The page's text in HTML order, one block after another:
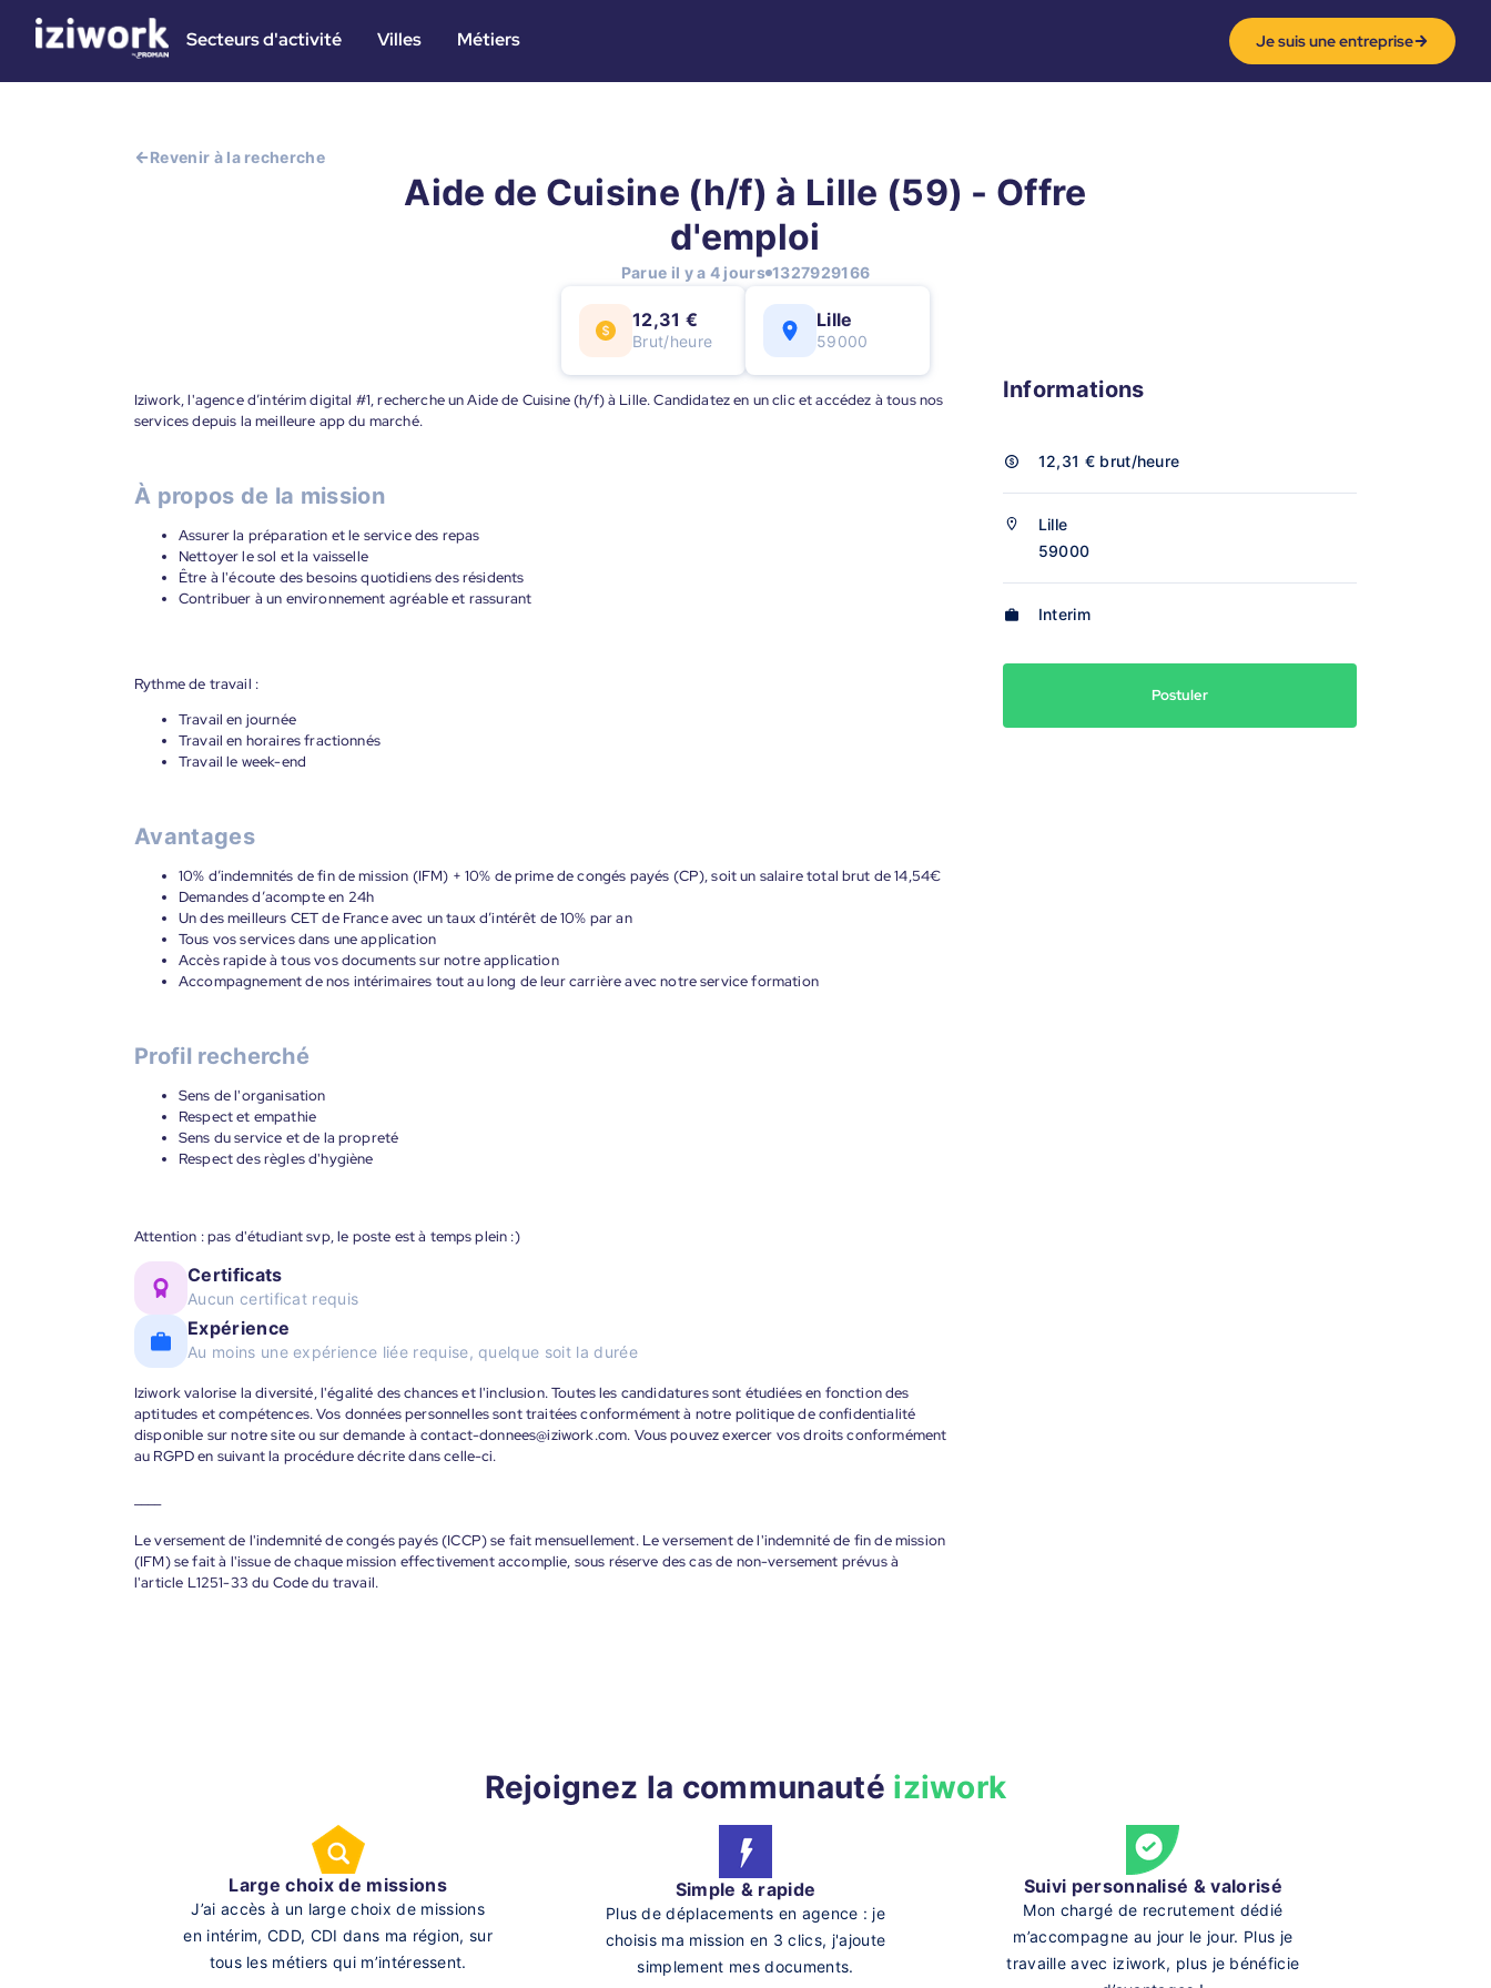
Secteurs d'activité Villes Métiers Je suis une entreprise
Revenir à la recherche
Aide de Cuisine (h/f) à Lille (59) - Offre
d'emploi
Parue il y a 4 jours 1327929166
12,31 €
Brut/heure
Lille
59000
Iziwork, l'agence d’intérim digital #1, recherche un Aide de Cuisine (h/f) à Lille. Candidatez en un clic et accédez à tous nos
services depuis la meilleure app du marché.
À propos de la mission
Assurer la préparation et le service des repas
Nettoyer le sol et la vaisselle
Être à l'écoute des besoins quotidiens des résidents
Contribuer à un environnement agréable et rassurant
Rythme de travail :
Travail en journée
Travail en horaires fractionnés
Travail le week-end
Avantages
10% d’indemnités de fin de mission (IFM) + 10% de prime de congés payés (CP), soit un salaire total brut de 14,54€
Demandes d’acompte en 24h
Un des meilleurs CET de France avec un taux d’intérêt de 10% par an
Tous vos services dans une application
Accès rapide à tous vos documents sur notre application
Accompagnement de nos intérimaires tout au long de leur carrière avec notre service formation
Profil recherché
Sens de l'organisation
Respect et empathie
Sens du service et de la propreté
Respect des règles d'hygiène
Attention : pas d'étudiant svp, le poste est à temps plein :)
Certificats
Aucun certificat requis
Expérience
Au moins une expérience liée requise, quelque soit la durée
Iziwork valorise la diversité, l'égalité des chances et l'inclusion. Toutes les candidatures sont étudiées en fonction des
aptitudes et compétences. Vos données personnelles sont traitées conformément à notre politique de confidentialité
disponible sur notre site ou sur demande à contact-donnees@iziwork.com. Vous pouvez exercer vos droits conformément
au RGPD en suivant la procédure décrite dans celle-ci.
Le versement de l'indemnité de congés payés (ICCP) se fait mensuellement. Le versement de l'indemnité de fin de mission
(IFM) se fait à l'issue de chaque mission effectivement accomplie, sous réserve des cas de non-versement prévus à
l'article L1251-33 du Code du travail.
Informations
12,31 € brut/heure
Lille
59000
Interim
Postuler
Rejoignez la communauté iziwork
Large choix de missions
J’ai accès à un large choix de missions
en intérim, CDD, CDI dans ma région, sur
tous les métiers qui m’intéressent.
Simple & rapide
Plus de déplacements en agence : je
choisis ma mission en 3 clics, j'ajoute
simplement mes documents.
Suivi personnalisé & valorisé
Mon chargé de recrutement dédié
m’accompagne au jour le jour. Plus je
travaille avec iziwork, plus je bénéficie